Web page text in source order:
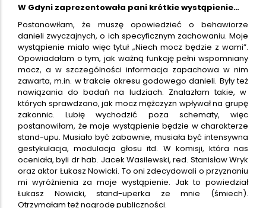
W Gdyni zaprezentowała pani krótkie wystąpienie…
Postanowiłam, że muszę opowiedzieć o behawiorze
danieli zwyczajnych, o ich specyficznym zachowaniu. Moje
wystąpienie miało więc tytuł „Niech mocz będzie z wami”.
Opowiadałam o tym, jak ważną funkcję pełni wspomniany
mocz, a w szczególności informacja zapachowa w nim
zawarta, m.in. w trakcie okresu godowego danieli. Były też
nawiązania do badań na ludziach. Znalazłam takie, w
których sprawdzano, jak mocz mężczyzn wpływał na grupę
zakonnic. Lubię wychodzić poza schematy, więc
postanowiłam, że moje wystąpienie będzie w charakterze
stand-upu. Musiało być zabawnie, musiała być intensywna
gestykulacja, modulacja głosu itd. W komisji, która nas
oceniała, byli dr hab. Jacek Wasilewski, red. Stanisław Wryk
oraz aktor Łukasz Nowicki. To oni zdecydowali o przyznaniu
mi wyróżnienia za moje wystąpienie. Jak to powiedział
Łukasz Nowicki, stand-uperka ze mnie (śmiech).
Otrzymałam też nagrodę publiczności.